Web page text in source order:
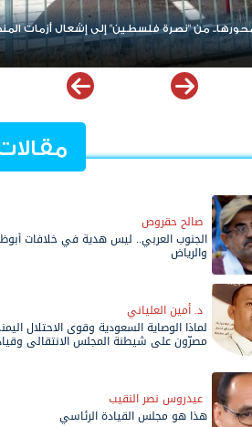
إشعال أزمات المنطقة
من صنع الأزمة لا
يعيد فتح ملف
صالح حقروص
الجنوب العربي.. ليس هدية في خلافات
والرياض
د. أمين العلياني
لماذا الوصاية السعودية وقوى الاحتلال
مصرّون على شيطنة المجلس الانتقالي
عيدروس نصر النقيب
هذا هو مجلس القيادة الرئاسي